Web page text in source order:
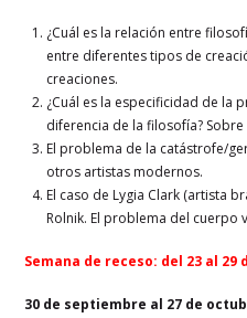
¿Cuál es la relación entre
entre diferentes tipos de
creaciones.
¿Cuál es la especificidad de la
diferencia de la filosofía?
El problema de la catástrofe/
otros artistas modernos.
El caso de Lygia Clark (artista
Rolnik. El problema del cuerpo
Semana de receso: del 23 al 29
30 de septiembre al 27 de